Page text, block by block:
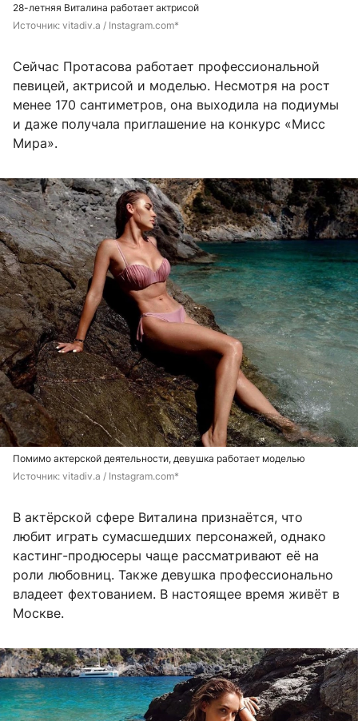
28-летняя Виталина работает актрисой
Источник: vitadiv.a / Instagram.com*
Сейчас Протасова работает профессиональной
певицей, актрисой и моделью. Несмотря на рост
менее 170 сантиметров, она выходила на подиумы
и даже получала приглашение на конкурс «Мисс
Мира».
Помимо актерской деятельности, девушка работает моделью
Источник: vitadiv.a / Instagram.com*
В актёрской сфере Виталина признаётся, что
любит играть сумасшедших персонажей, однако
кастинг-продюсеры чаще рассматривают её на
роли любовниц. Также девушка профессионально
владеет фехтованием. В настоящее время живёт в
Москве.